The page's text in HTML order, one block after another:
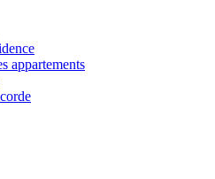
appartements